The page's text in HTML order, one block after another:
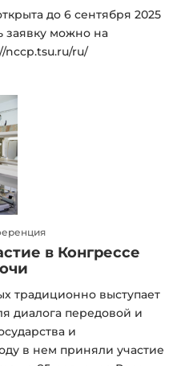
#ПИШ
#проект
#экзамены
#аналитика
#
#Абитуриент
#Целевой капитал
#Олимпиады
#Школьники
#Производство
#Семинар
#Ярмарка вакансий
до 6 сентября 2025
заявку можно на
nccp.tsu.ru/ru/
в Конгрессе
традиционно выступает
диалога передовой и
и
в нем приняли участие